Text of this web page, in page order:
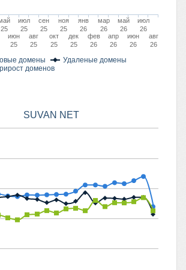
домены
Удаленые домены
доменов
25
июн
25
июл
25
авг
25
сен
25
окт
25
ноя
25
дек
25
янв
26
фев
26
мар
26
апр
26
май
26
июн
26
июл
26
авг
26
SUVAN NET